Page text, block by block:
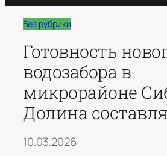
Без рубрики
Готовность
водозабора в
микрорайоне
Долина
10.03.2026